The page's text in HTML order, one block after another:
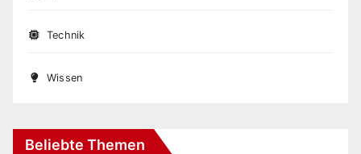
Technik
Wissen
Beliebte Themen